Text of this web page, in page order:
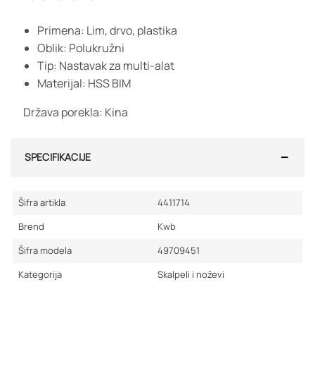
Primena: Lim, drvo, plastika
Oblik: Polukružni
Tip: Nastavak za multi-alat
Materijal: HSS BIM
Država porekla: Kina
SPECIFIKACIJE
Šifra artikla
4411714
Brend
Kwb
Šifra modela
49709451
Kategorija
Skalpeli i noževi